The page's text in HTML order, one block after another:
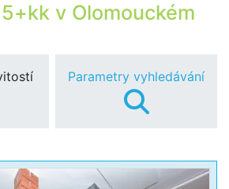
v Olomouckém
Parametry vyhledávání